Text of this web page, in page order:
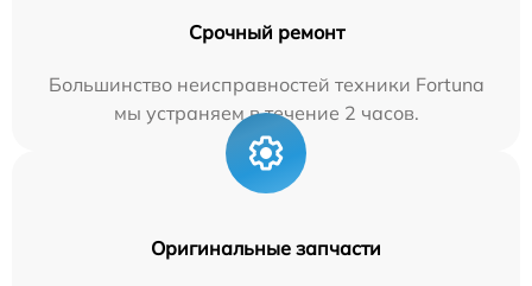
Срочный ремонт
Большинство неисправностей техники Fortuna
мы устраняем в течение 2 часов.
Оригинальные запчасти